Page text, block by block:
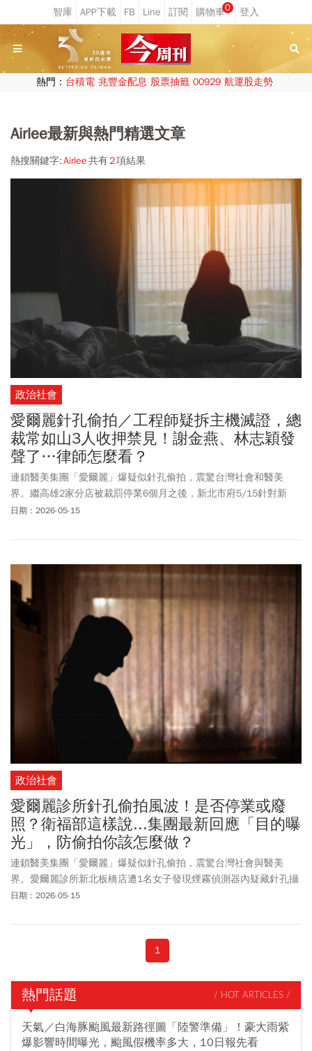
0
熱門： 台積電 兆豐金配息 股票抽籤 00929 航運股走勢
Airlee最新與熱門精選文章
熱搜關鍵字:Airlee共有2項結果
政治社會
愛爾麗針孔偷拍／工程師疑拆主機滅證，總
裁常如山3人收押禁見！謝金燕、林志穎發
聲了…律師怎麼看？
連鎖醫美集團「愛爾麗」爆疑似針孔偷拍，震驚台灣社會和醫美
界。繼高雄2家分店被裁罰停業6個月之後，新北市府5/15針對新
莊、永和及林口等3家診所，依「醫療法」108條從重裁處，各處50
歉。衛福部長石崇良5/8晚間針對案件重批：「明知故犯不可原諒，
擴大，包含光澤、聖宜、研醫明診所等，陸續被發現違規裝設監視
器。石崇良11日進一步說，針對部分醫美診所不當裝設監視器案
件，已清查大約有4家醫美集團，分布於全國7至8個縣市，會採取最
嚴厲處分，依法該停業就停業！新北檢警5/7依「無故攝錄性影像」
等罪，聲押禁見常如山、張姓特助及謝姓廠商3人獲准；劉姓總經理
則以500萬元交保，並限制出境、出海。同一時間，愛爾麗集團也向
大眾表達最深歉意，提出【退費相關說明】。然而，相關自救會社
群目前已突破2000人。消基會也同步提醒消費者5大重點、呼籲政府
啟動5項改革。這起事件源自於一名女網友在愛爾麗醫美診所板橋店
診療間換衣服，下意識抬頭檢查周遭環境，意外發現天花板角落裝
設「煙霧偵測器」，感到十分可疑而報警。後續Threads社群上發
酵。《今周刊》整理事件始末、法律進度、藝人、律師的專業看
法、受害者該如何維護自身權益？請看一文整理。
日期：2026-05-15
政治社會
愛爾麗診所針孔偷拍風波！是否停業或廢
照？衛福部這樣說...集團最新回應「目的曝
光」，防偷拍你該怎麼做？
連鎖醫美集團「愛爾麗」爆疑似針孔偷拍，震驚台灣社會與醫美
界。愛爾麗診所新北板橋店遭1名女子發現煙霧偵測器內疑藏針孔攝
影機，繼高雄2家分店被裁罰停業6個月之後，新北市府5/15針對新
大安店、愛爾麗南京店，嚴重侵害病人隱私，處2診所停業6個月及
罰鍰。對此，愛爾麗集團5/15發出三大聲明、6項具體作為，致歉消
會委任第三方進行設備清查，不滅證將保全資料，對於退費，將信
託一億元公開透明運作，成立單一窗口處理會員退費事宜。衛福部
長石崇良5/8晚間針對案件重批：「明知故犯不可原諒，應依法給予
停業處分。」然而，醫美診所疑涉及偷拍事件風暴不斷擴大，包含
日期：2026-05-15
1
熱門話題 / HOT ARTICLES /
天氣／白海豚颱風最新路徑圖「陸警準備」！豪大雨紫
爆影響時間曝光，颱風假機率多大，10日報先看